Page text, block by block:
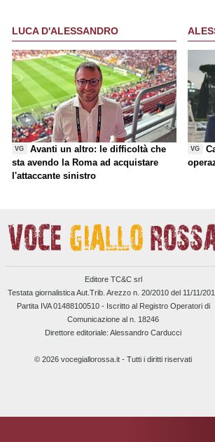
LUCA D'ALESSANDRO
VG
Avanti un altro: le difficoltà che
sta avendo la Roma ad acquistare
l'attaccante sinistro
VG
Editore TC&C srl
Testata giornalistica Aut.Trib. Arezzo n. 20/2010 del 11/11/
Partita IVA 01488100510 - Iscritto al Registro Operatori di
Comunicazione al n. 18246
Direttore editoriale: Alessandro Carducci
© 2026 vocegiallorossa.it - Tutti i diritti riservati